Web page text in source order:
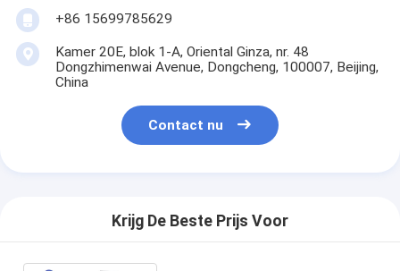
+86 15699785629
Kamer 20E, blok 1-A, Oriental Ginza, nr. 48
Dongzhimenwai Avenue, Dongcheng, 100007, Beijing,
China
Contact nu
Krijg De Beste Prijs Voor